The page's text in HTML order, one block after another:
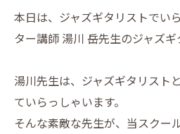
本日は、ジャズギタリストでい
ター講師 湯川 岳先生のジャズ
湯川先生は、ジャズギタリスト
ていらっしゃいます。
そんな素敵な先生が、当スクー